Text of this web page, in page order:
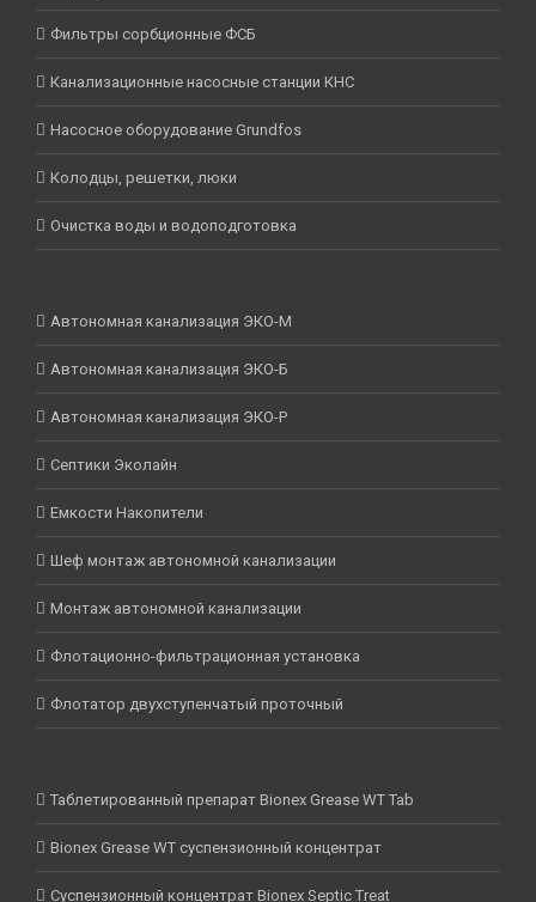
Фильтры сорбционные ФСБ
Канализационные насосные станции КНС
Насосное оборудование Grundfos
Колодцы, решетки, люки
Очистка воды и водоподготовка
Автономная канализация ЭКО-М
Автономная канализация ЭКО-Б
Автономная канализация ЭКО-Р
Септики Эколайн
Емкости Накопители
Шеф монтаж автономной канализации
Монтаж автономной канализации
Флотационно-фильтрационная установка
Флотатор двухступенчатый проточный
Таблетированный препарат Bionex Grease WT Tab
Bionex Grease WT суспензионный концентрат
Суспензионный концентрат Bionex Septic Treat